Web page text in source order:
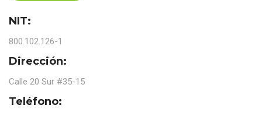
NIT:
800.102.126-1
Dirección:
Calle 20 Sur #35-15
Teléfono: